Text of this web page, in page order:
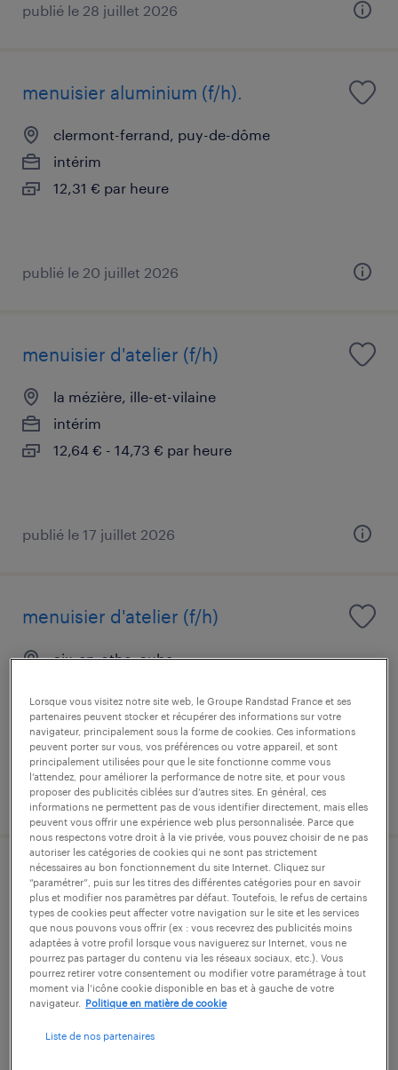
publié le 28 juillet 2026
menuisier aluminium (f/h).
clermont-ferrand, puy-de-dôme
intérim
12,31 € par heure
publié le 20 juillet 2026
menuisier d'atelier (f/h)
la mézière, ille-et-vilaine
intérim
12,64 € - 14,73 € par heure
publié le 17 juillet 2026
menuisier d'atelier (f/h)
aix-en-othe, aube
14,00 € par heure
publié le 9 juillet 2026
menuisier d'atelier (f/h)
brive-la-gaillarde, corrèze
intérim
14,00 € par heure
Lorsque vous visitez notre site web, le Groupe Randstad France et ses
partenaires peuvent stocker et récupérer des informations sur votre
navigateur, principalement sous la forme de cookies. Ces informations
peuvent porter sur vous, vos préférences ou votre appareil, et sont
principalement utilisées pour que le site fonctionne comme vous
l’attendez, pour améliorer la performance de notre site, et pour vous
proposer des publicités ciblées sur d’autres sites. En général, ces
informations ne permettent pas de vous identifier directement, mais elles
peuvent vous offrir une expérience web plus personnalisée. Parce que
nous respectons votre droit à la vie privée, vous pouvez choisir de ne pas
autoriser les catégories de cookies qui ne sont pas strictement
nécessaires au bon fonctionnement du site Internet. Cliquez sur
“paramétrer”, puis sur les titres des différentes catégories pour en savoir
plus et modifier nos paramètres par défaut. Toutefois, le refus de certains
types de cookies peut affecter votre navigation sur le site et les services
que nous pouvons vous offrir (ex : vous recevrez des publicités moins
adaptées à votre profil lorsque vous naviguerez sur Internet, vous ne
pourrez pas partager du contenu via les réseaux sociaux, etc.). Vous
pourrez retirer votre consentement ou modifier votre paramétrage à tout
moment via l’icône cookie disponible en bas et à gauche de votre
navigateur.
Politique en matière de cookie
Liste de nos partenaires